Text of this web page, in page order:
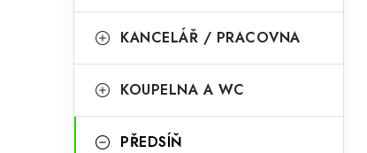
n
n
p
i
KANCELÁŘ / PRACOVNA
KOUPELNA A WC
PŘEDSÍŇ